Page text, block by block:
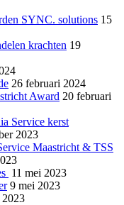
SYNC. solutions 15
krachten 19
26 februari 2024
Award 20 februari
Service kerst
2023
Maastricht & TSS
11 mei 2023
9 mei 2023
2023